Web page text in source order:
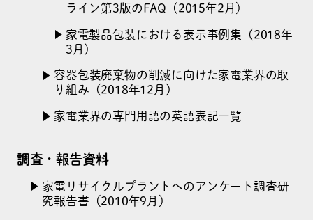
ライン第3版のFAQ（2015年2月）
家電製品包装における表示事例集（2018年
3月）
容器包装廃棄物の削減に向けた家電業界の取
り組み （2018年12月）
家電業界の専門用語の英語表記一覧
調査・報告資料
家電リサイクルプラントへのアンケート調査研
究報告書（2010年9月）